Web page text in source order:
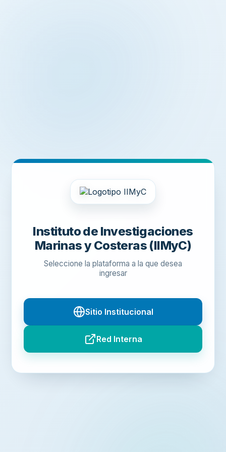
Instituto de Investigaciones
Marinas y Costeras (IIMyC)
Seleccione la plataforma a la que desea
ingresar
Sitio Institucional
Red Interna